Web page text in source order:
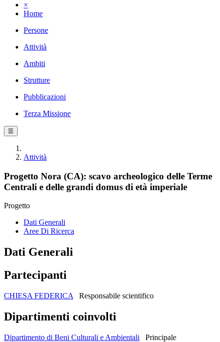
×
Home
Persone
Attività
Ambiti
Strutture
Pubblicazioni
Terza Missione
☰
Attività
Progetto Nora (CA): scavo archeologico delle Terme
Centrali e delle grandi domus di età imperiale
Progetto
Dati Generali
Aree Di Ricerca
Dati Generali
Partecipanti
CHIESA FEDERICA Responsabile scientifico
Dipartimenti coinvolti
Dipartimento di Beni Culturali e Ambientali Principale